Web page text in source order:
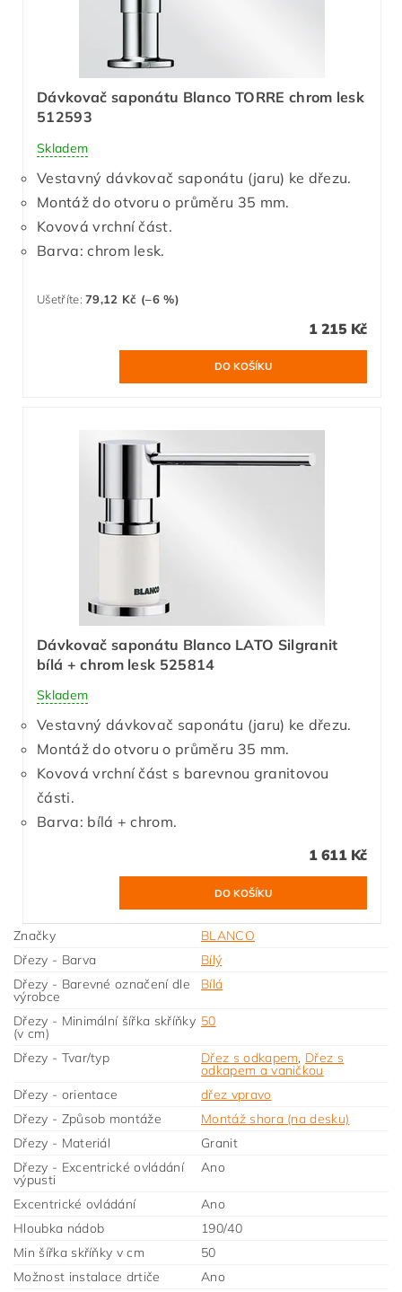
Dávkovač saponátu Blanco TORRE chrom lesk
512593
Skladem
Vestavný dávkovač saponátu (jaru) ke dřezu.
Montáž do otvoru o průměru 35 mm.
Kovová vrchní část.
Barva: chrom lesk.
Ušetříte:79,12 Kč (–6 %)
1 215 Kč
Dávkovač saponátu Blanco LATO Silgranit
bílá + chrom lesk 525814
Skladem
Vestavný dávkovač saponátu (jaru) ke dřezu.
Montáž do otvoru o průměru 35 mm.
Kovová vrchní část s barevnou granitovou
části.
Barva: bílá + chrom.
1 611 Kč
Značky
BLANCO
Dřezy - Barva
Bílý
Dřezy - Barevné označení dle
výrobce
Bílá
Dřezy - Minimální šířka skříňky
(v cm)
50
Dřezy - Tvar/typ Dřez s odkapem, Dřez s
odkapem a vaničkou
Dřezy - orientace
dřez vpravo
Dřezy - Způsob montáže
Montáž shora (na desku)
Dřezy - Materiál
Granit
Dřezy - Excentrické ovládání
výpusti
Ano
Excentrické ovládání
Ano
Hloubka nádob
190/40
Min šířka skříňky v cm
50
Možnost instalace drtiče
Ano